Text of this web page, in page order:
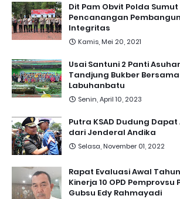
Dit Pam Obvit Polda
Pencanangan
Integritas
Kamis, Mei 20, 2021
Usai Santuni 2 Panti
Tandjung Bukber Bersama
Labuhanbatu
Senin, April 10, 2023
Putra KSAD Dudung
dari Jenderal Andika
Selasa, November 01, 2022
Rapat Evaluasi Awal
Kinerja 10 OPD
Gubsu Edy Rahmayadi